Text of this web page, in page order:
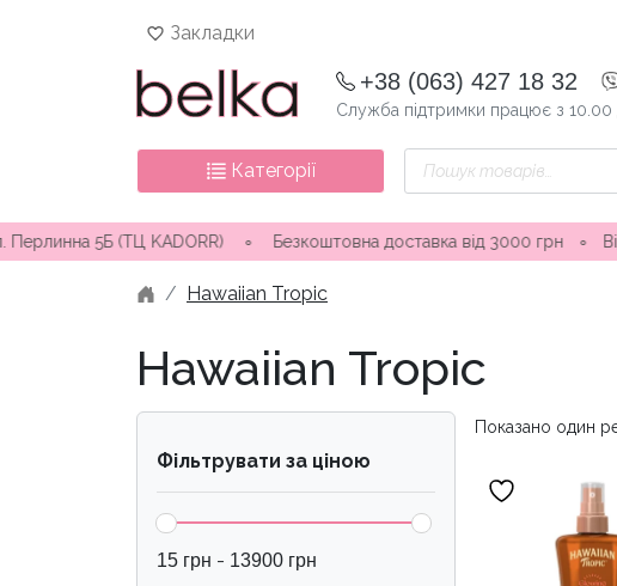
Закладки
+38 (063) 427 18 32
Служба підтримки працює з 10.00
Категорії
Пошук
товарів
∘ Безкоштовна доставка від 3000 грн∘Відправка
Hawaiian Tropic
Hawaiian Tropic
Фільтрувати за ціною
15 грн - 13900 грн
Показано один